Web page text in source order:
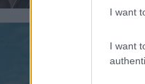
I want
I want